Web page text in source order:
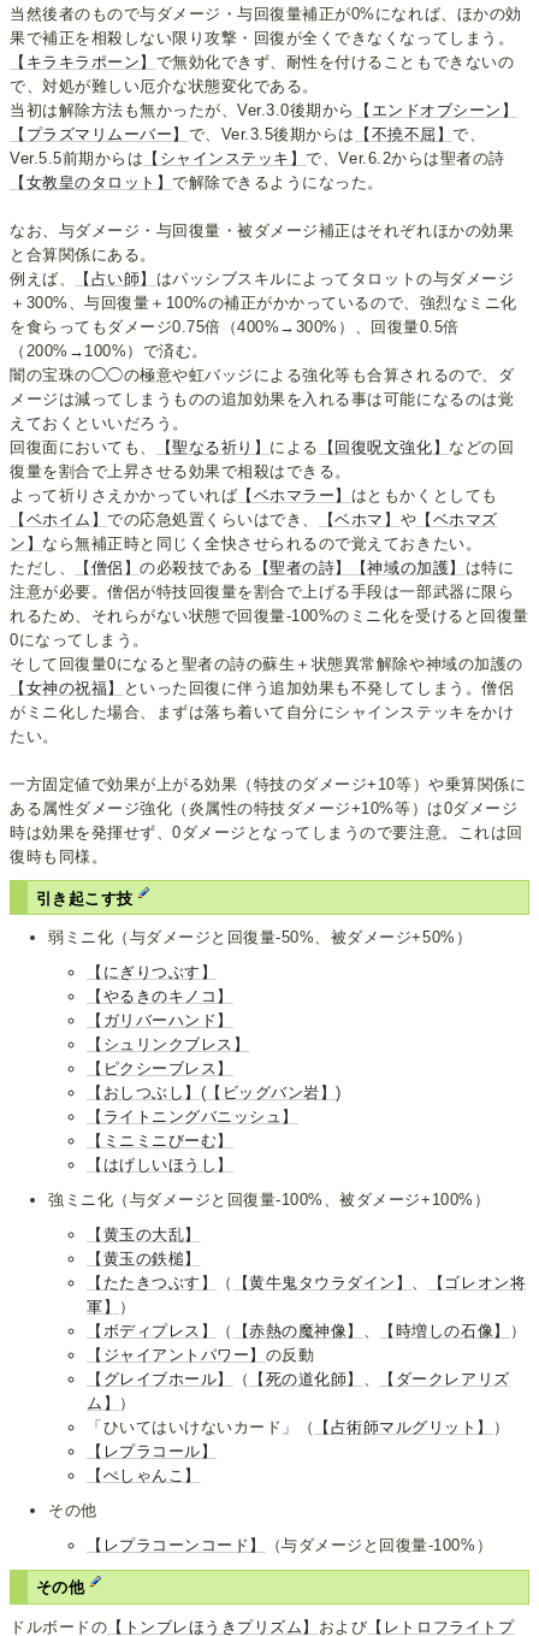
当然後者のもので与ダメージ・与回復量補正が0%になれば、ほかの効
果で補正を相殺しない限り攻撃・回復が全くできなくなってしまう。
【キラキラポーン】 で無効化できず、耐性を付けることもできないの
で、対処が難しい厄介な状態変化である。
当初は解除方法も無かったが、Ver.3.0後期から
【エンドオブシーン】
【プラズマリムーバー】 で、Ver.3.5後期からは 【不撓不屈】で、
Ver.5.5前期からは 【シャインステッキ】で、Ver.6.2からは聖者の詩
【女教皇のタロット】で解除できるようになった。
なお、与ダメージ・与回復量・被ダメージ補正はそれぞれほかの効果
と合算関係にある。
例えば、
【占い師】 はパッシブスキルによってタロットの与ダメージ
＋300%、与回復量＋100%の補正がかかっているので、強烈なミニ化
を食らってもダメージ0.75倍（400%→300%）、回復量0.5倍
（200%→100%）で済む。
闇の宝珠の◯◯の極意や虹バッジによる強化等も合算されるので、ダ
メージは減ってしまうものの追加効果を入れる事は可能になるのは覚
えておくといいだろう。
回復面においても、
【聖なる祈り】 による 【回復呪文強化】 などの回
復量を割合で上昇させる効果で相殺はできる。
よって祈りさえかかっていれば 【ベホマラー】 はともかくとしても
【ベホイム】での応急処置くらいはでき、 【ベホマ】 や 【ベホマズ
ン】 なら無補正時と同じく全快させられるので覚えておきたい。
ただし、
【僧侶】の必殺技である 【聖者の詩】 【神域の加護】 は特に
注意が必要。僧侶が特技回復量を割合で上げる手段は一部武器に限ら
れるため、それらがない状態で回復量-100%のミニ化を受けると回復量
0になってしまう。
そして回復量0になると聖者の詩の蘇生＋状態異常解除や神域の加護の
【女神の祝福】
といった回復に伴う追加効果も不発してしまう。僧侶
がミニ化した場合、まずは落ち着いて自分にシャインステッキをかけ
たい。
一方固定値で効果が上がる効果（特技のダメージ+10等）や乗算関係に
ある属性ダメージ強化（炎属性の特技ダメージ+10%等）は0ダメージ
時は効果を発揮せず、0ダメージとなってしまうので要注意。これは回
復時も同様。
引き起こす技
弱ミニ化（与ダメージと回復量-50%、被ダメージ+50%）
【にぎりつぶす】
【やるきのキノコ】
【ガリバーハンド】
【シュリンクブレス】
【ピクシーブレス】
【おしつぶし】 ( 【ビッグバン岩】)
【ライトニングバニッシュ】
【ミニミニびーむ】
【はげしいほうし】
強ミニ化（与ダメージと回復量-100%、被ダメージ+100%）
【黄玉の大乱】
【黄玉の鉄槌】
【たたきつぶす】
（ 【黄牛鬼タウラダイン】 、
【ゴレオン将
軍】
）
【ボディプレス】
（ 【赤熱の魔神像】 、 【時増しの石像】
）
【ジャイアントパワー】 の反動
【グレイブホール】
（ 【死の道化師】 、
【ダークレアリズ
ム】
）
「ひいてはいけないカード」（
【占術師マルグリット】
）
【レプラコール】
【ぺしゃんこ】
その他
【レプラコーンコード】
（与ダメージと回復量-100%）
その他
ドルボードの 【トンブレほうきプリズム】 および 【レトロフライトプ